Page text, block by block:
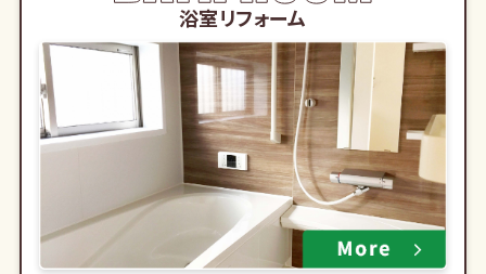
浴室リフォーム